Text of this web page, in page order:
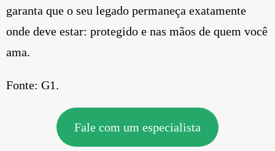
garanta que o seu legado permaneça exatamente
onde deve estar: protegido e nas mãos de quem você
ama.
Fonte: G1.
Fale com um especialista